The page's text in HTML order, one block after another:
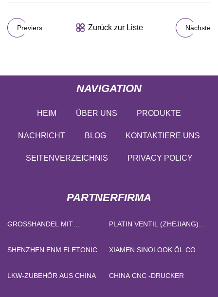
Previers Zurück zur Liste Nächste
NAVIGATION
HEIM ÜBER UNS PRODUKTE
NACHRICHT BLOG KONTAKTIERE UNS
SEITENVERZEICHNIS PRIVACY POLICY
PARTNERFIRMA
GROSSHANDEL MIT E
PLATIN VENTIL (ZHEJIANG)
SHENZHEN ENM ELETONIC
XIAMEN SINOLOOK ÖL CO.,
LKW-ZUBEHÖR AUS CHINA
CHINA CNC -DRUCKER